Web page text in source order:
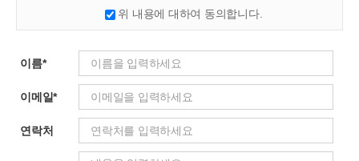
개인정보 수집 동의 거부권 : 개인정보 수집 동의에 거부할 수 있으며 동의
위 내용에 대하여 동의합니다.
이름*
이메일*
연락처